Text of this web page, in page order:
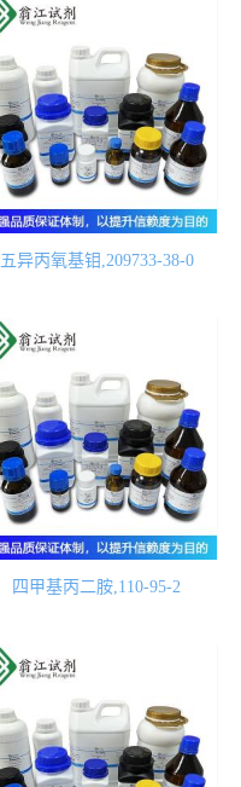
五异丙氧基钼,209733-38-0
四甲基丙二胺,110-95-2